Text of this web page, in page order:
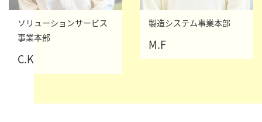
ソリューションサービス
事業本部
C.K
製造システム事業本部
M.F